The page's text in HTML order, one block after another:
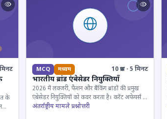
मिनट
के
MCQ मध्यम 10 प्रश्न · 5 मिनट
भारतीय ब्रांड एंबेसेडर नियुक्तियाँ
2026 में लक्जरी, फैशन और बैंकिंग ब्रांडों की प्रमुख
एंबेसेडर नियुक्तियों को कवर करता है। करेंट अफेयर्स के
लिए जरूरी।
अंतर्राष्ट्रीय मामले प्रश्नोत्तरी